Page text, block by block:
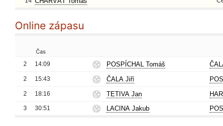
Online zápasu
Čas
2
14:09 POSPÍCHAL Tomáš
2 15:43 ČALA Jiří
2 18:16 TETIVA Jan
3 30:51 LACINA Jakub